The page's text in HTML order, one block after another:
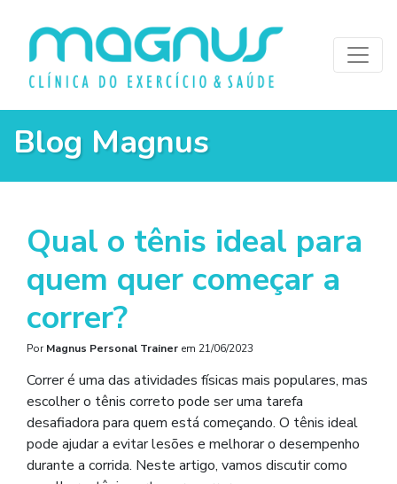
Blog Magnus
Qual o tênis ideal para
quem quer começar a
correr?
PorMagnus Personal Trainer em 21/06/2023
Correr é uma das atividades físicas mais populares, mas
escolher o tênis correto pode ser uma tarefa
desafiadora para quem está começando. O tênis ideal
pode ajudar a evitar lesões e melhorar o desempenho
durante a corrida. Neste artigo, vamos discutir como